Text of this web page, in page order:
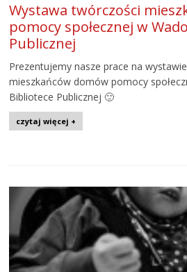
Wystawa twórczości
pomocy społecznej w
Publicznej
Prezentujemy nasze prace na
mieszkańców domów pomocy
Bibliotece Publicznej 🙂
czytaj więcej +